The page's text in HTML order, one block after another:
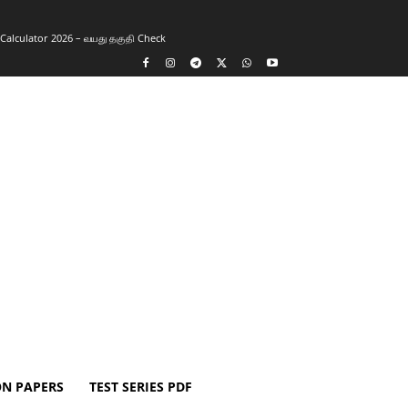
2026 – வயது தகுதி Check
PAPERS TEST SERIES PDF